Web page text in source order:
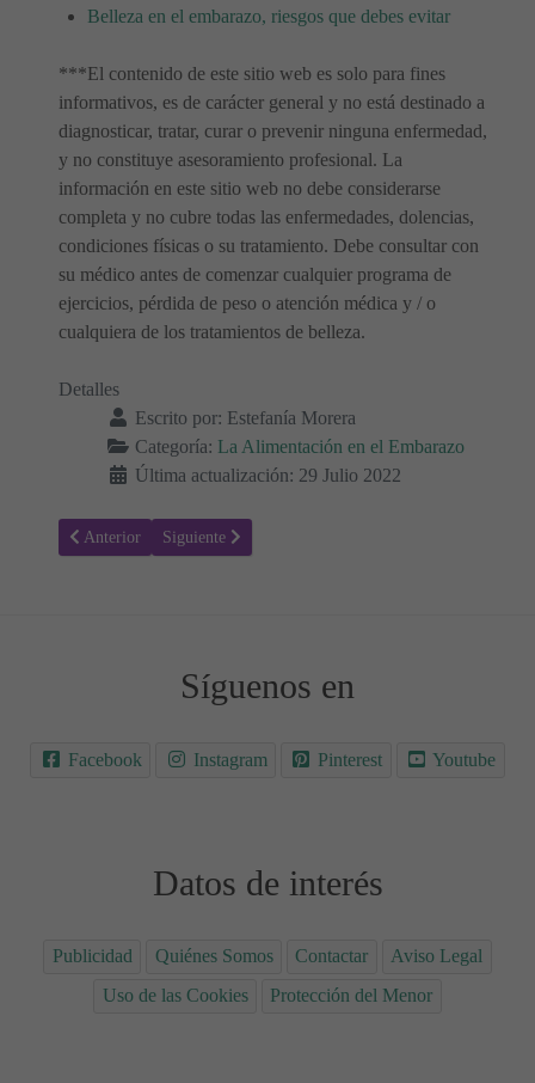
Belleza en el embarazo, riesgos que debes evitar
***El contenido de este sitio web es solo para fines
informativos, es de carácter general y no está destinado a
diagnosticar, tratar, curar o prevenir ninguna enfermedad,
y no constituye asesoramiento profesional. La
información en este sitio web no debe considerarse
completa y no cubre todas las enfermedades, dolencias,
condiciones físicas o su tratamiento. Debe consultar con
su médico antes de comenzar cualquier programa de
ejercicios, pérdida de peso o atención médica y / o
cualquiera de los tratamientos de belleza.
Detalles
Escrito por: Estefanía Morera
Categoría: La Alimentación en el Embarazo
Última actualización: 29 Julio 2022
Artículo anterior: Fresas durante el embarazo: ¿Son seguras? 🍓
Anterior Artículo siguiente: Comer ostras durante el embarazo:
Siguiente
Síguenos en
Facebook Instagram Pinterest Youtube
Datos de interés
Publicidad Quiénes Somos Contactar
Aviso Legal
Uso de las Cookies
Protección del Menor